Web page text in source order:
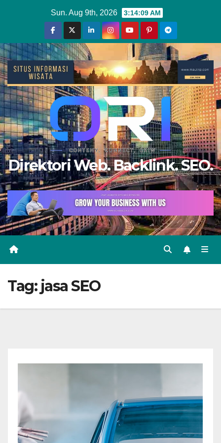
Sun. Aug 9th, 2026 3:14:10 AM
Direktori Web. Backlink. SEO.
Tag: jasa SEO